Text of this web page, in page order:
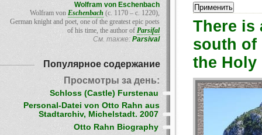
There is
south of
the Holy
Wolfram von Eschenbach
Wolfram von Eschenbach (c. 1170 – c. 1220),
German knight and poet, one of the greatest epic poets
of his time, the author of Parsifal
См. также: Parsival
Популярное содержание
Просмотры за день:
Schloss (Castle) Furstenau
Personal-Datei von Otto Rahn aus
Stadtarchiv, Michelstadt. 2007
Otto Rahn Biography